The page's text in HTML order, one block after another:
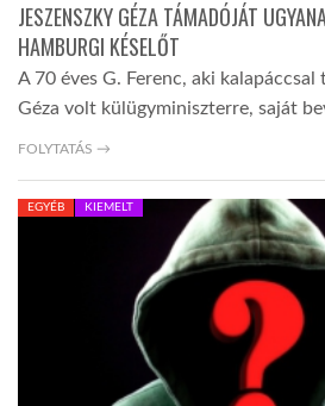
JESZENSZKY GÉZA TÁMADÓJÁT
HAMBURGI KÉSELŐT
A 70 éves G. Ferenc, aki kalapáccsal
Géza volt külügyminiszterre, saját
FOLYTATÁS →
EGYÉB KIEMELT